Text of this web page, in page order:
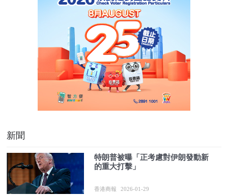
新聞
特朗普被曝「正考慮對伊朗發動新
的重大打擊」
香港商報 2026-01-29